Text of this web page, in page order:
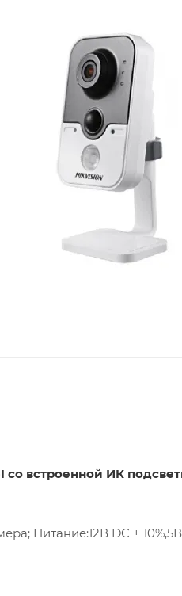
со встроенной ИК
Питание:12В DC ±